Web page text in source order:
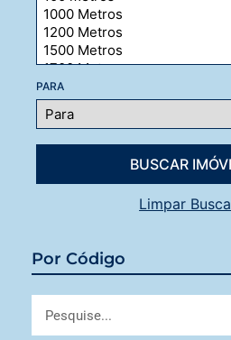
PARA
Limpar Busca
Por Código